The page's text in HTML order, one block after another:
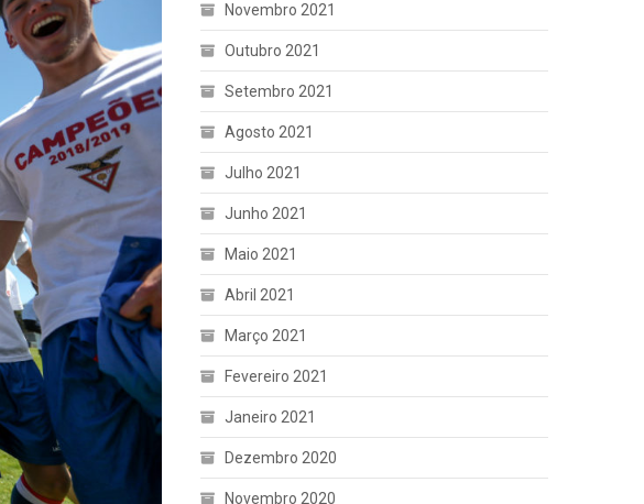
Novembro 2021
Outubro 2021
Setembro 2021
Agosto 2021
Julho 2021
Junho 2021
Maio 2021
Abril 2021
Março 2021
Fevereiro 2021
Janeiro 2021
Dezembro 2020
Novembro 2020